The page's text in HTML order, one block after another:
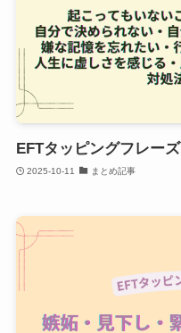
EFTタッピングフレー
2025-10-11 まとめ記事